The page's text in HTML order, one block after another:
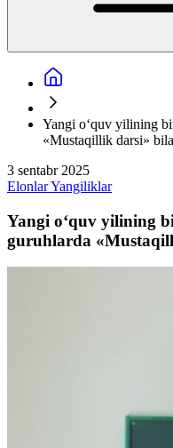
Yangi o‘quv yilining
«Mustaqillik darsi»
3 sentabr 2025
ElonlarYangiliklar
Yangi o‘quv yilining
guruhlarda